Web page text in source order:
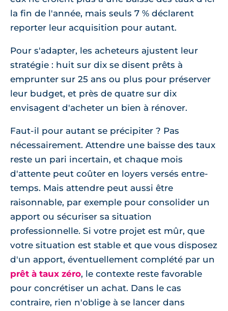
la fin de l'année, mais seuls 7 % déclarent
reporter leur acquisition pour autant.
Pour s'adapter, les acheteurs ajustent leur
stratégie : huit sur dix se disent prêts à
emprunter sur 25 ans ou plus pour préserver
leur budget, et près de quatre sur dix
envisagent d'acheter un bien à rénover.
Faut-il pour autant se précipiter ? Pas
nécessairement. Attendre une baisse des taux
reste un pari incertain, et chaque mois
d'attente peut coûter en loyers versés entre-
temps. Mais attendre peut aussi être
raisonnable, par exemple pour consolider un
apport ou sécuriser sa situation
professionnelle. Si votre projet est mûr, que
votre situation est stable et que vous disposez
d'un apport, éventuellement complété par un
prêt à taux zéro, le contexte reste favorable
pour concrétiser un achat. Dans le cas
contraire, rien n'oblige à se lancer dans